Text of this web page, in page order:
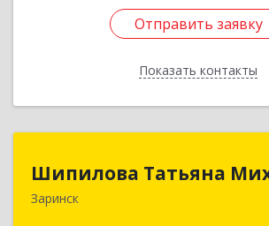
Отправить заявку
Показать контакты
Отправить заявку
Назад
Шипилова Татьяна
Заринск
Шипилова Татьяна